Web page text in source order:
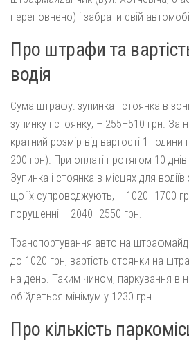
переповнено) і забрати свій
Про штрафи та
водія
Сума штрафу: зупинка і стоянка в
зупинку і стоянку, – 255–510 грн. За
кратний розмір від вартості 1
200 грн). При оплаті протягом 10
Зупинка і стоянка в місцях для водіїв
що їх супроводжують, – 1020–1700
порушенні – 2040–2550 грн.
Транспортування авто на
до 1020 грн, вартість стоянки на
на день. Таким чином, паркування в
обійдеться мінімум у 1230 грн.
Про кількість